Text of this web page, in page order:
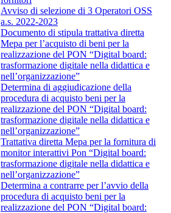
Avviso di selezione di 3 Operatori OSS
a.s. 2022-2023
Documento di stipula trattativa diretta
Mepa per l’acquisto di beni per la
realizzazione del PON “Digital board:
trasformazione digitale nella didattica e
nell’organizzazione”
Determina di aggiudicazione della
procedura di acquisto beni per la
realizzazione del PON “Digital board:
trasformazione digitale nella didattica e
nell’organizzazione”
Trattativa diretta Mepa per la fornitura di
monitor interattivi Pon “Digital board:
trasformazione digitale nella didattica e
nell’organizzazione”
Determina a contrarre per l’avvio della
procedura di acquisto beni per la
realizzazione del PON “Digital board: